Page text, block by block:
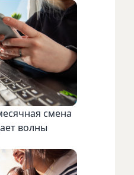
смена
волны